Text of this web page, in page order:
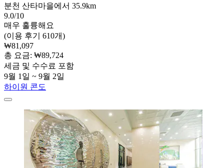
분천 산타마을에서 35.9km
9.0/10
매우 훌륭해요
(이용 후기 610개)
₩81,097
총 요금: ₩89,724
세금 및 수수료 포함
9월 1일 ~ 9월 2일
하이원 콘도